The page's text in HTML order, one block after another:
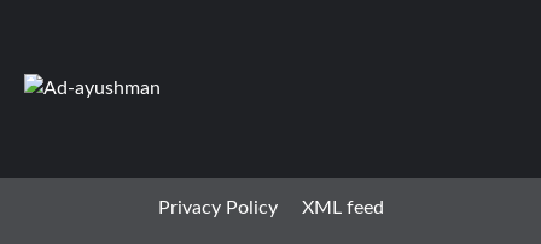
Privacy Policy XML feed